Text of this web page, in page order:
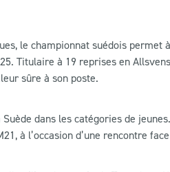
le championnat suédois permet
Titulaire à 19 reprises en
sûre à son poste.
dans les catégories de
à l’occasion d’une rencontre